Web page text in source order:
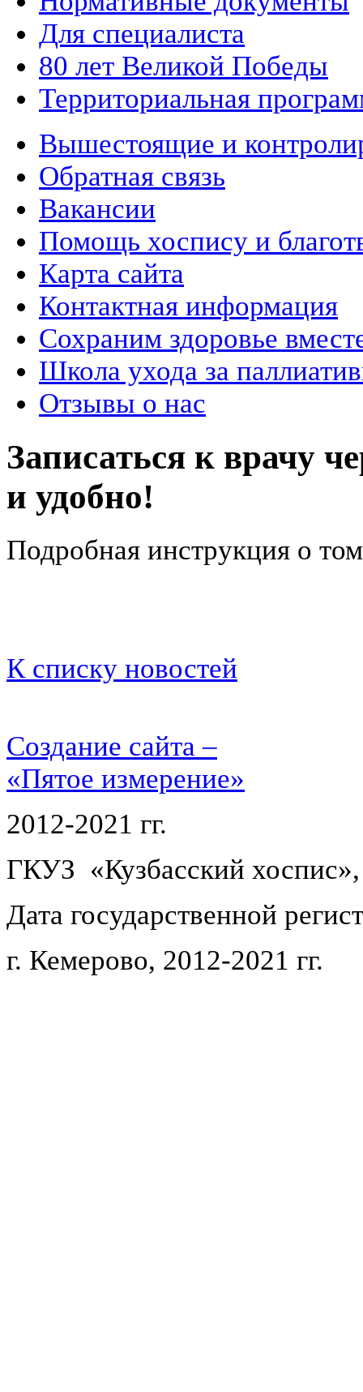
Для специалиста
80 лет Великой Победы
Территориальная
Вышестоящие и
Обратная связь
Вакансии
Помощь хоспису и
Карта сайта
Контактная информация
Сохраним здоровье
Школа ухода за
Отзывы о нас
Записаться к врачу
и удобно!
Подробная инструкция о
К списку новостей
Создание сайта –
«Пятое измерение»
2012-2021 гг.
ГКУЗ «Кузбасский хоспис»,
Дата государственной
г. Кемерово, 2012-2021 гг.